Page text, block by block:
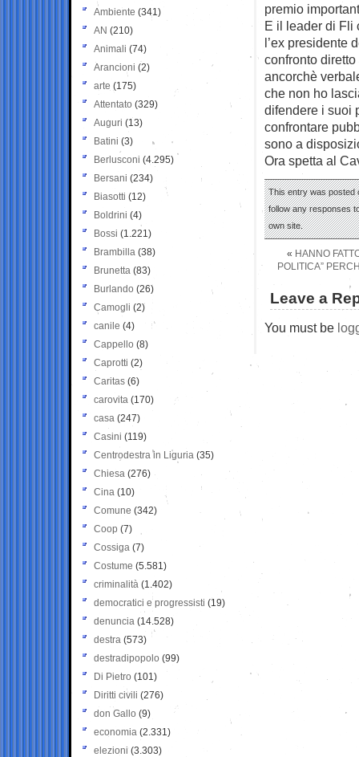
premio
E il leader di Fli
l’ex presidente
confronto
ancorchè
che non ho
difendere i suoi
confrontare
sono a
Ora spetta al
This entry was posted
follow any responses
own site.
« HANNO
POLITICA”
Leave a
You must be
Ambiente (341)
AN (210)
Animali (74)
Arancioni (2)
arte (175)
Attentato (329)
Auguri (13)
Batini (3)
Berlusconi (4.295)
Bersani (234)
Biasotti (12)
Boldrini (4)
Bossi (1.221)
Brambilla (38)
Brunetta (83)
Burlando (26)
Camogli (2)
canile (4)
Cappello (8)
Caprotti (2)
Caritas (6)
carovita (170)
casa (247)
Casini (119)
Centrodestra in Liguria (35)
Chiesa (276)
Cina (10)
Comune (342)
Coop (7)
Cossiga (7)
Costume (5.581)
criminalità (1.402)
democratici e progressisti (19)
denuncia (14.528)
destra (573)
destradipopolo (99)
Di Pietro (101)
Diritti civili (276)
don Gallo (9)
economia (2.331)
elezioni (3.303)